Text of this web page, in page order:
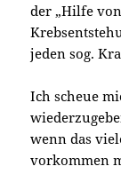
der „Hilfe
jeden sog.
Ich scheue
wenn das
vorkommen